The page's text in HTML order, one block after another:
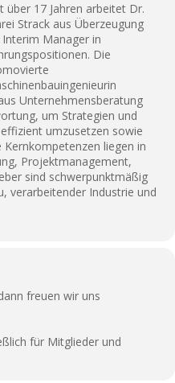
über 17 Jahren arbeitet Dr.
Strack aus Überzeugung
Interim Manager in
Die
Unternehmensberatung
um Strategien und
umzusetzen sowie
liegen in
Projektmanagement,
sind schwerpunktmäßig
verarbeitender Industrie und
freuen wir uns
für Mitglieder und